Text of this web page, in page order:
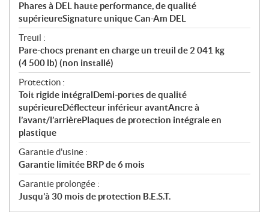
Phares à DEL haute performance, de qualité
supérieureSignature unique Can-Am DEL
Treuil :
Pare-chocs prenant en charge un treuil de 2 041 kg
(4 500 lb) (non installé)
Protection :
Toit rigide intégralDemi-portes de qualité
supérieureDéflecteur inférieur avantAncre à
l’avant/l’arrièrePlaques de protection intégrale en
plastique
Garantie d'usine :
Garantie limitée BRP de 6 mois
Garantie prolongée :
Jusqu’à 30 mois de protection B.E.S.T.